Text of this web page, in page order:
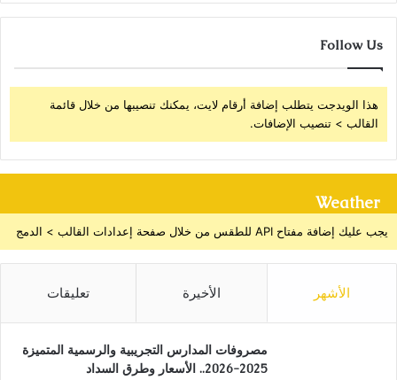
Follow Us
هذا الويدجت يتطلب إضافة أرقام لايت، يمكنك تنصيبها من خلال قائمة
القالب > تنصيب الإضافات.
Weather
يجب عليك إضافة مفتاح API للطقس من خلال صفحة إعدادات القالب > الدمج
الأشهر الأخيرة تعليقات
مصروفات المدارس التجريبية والرسمية المتميزة
2025-2026.. الأسعار وطرق السداد